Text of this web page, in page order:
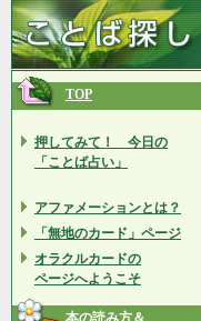
TOP
押してみて！ 今日の
「ことば占い」
アファメーションとは？
「無地のカード」ページ
オラクルカードの
ページへようこそ
本の読み方＆